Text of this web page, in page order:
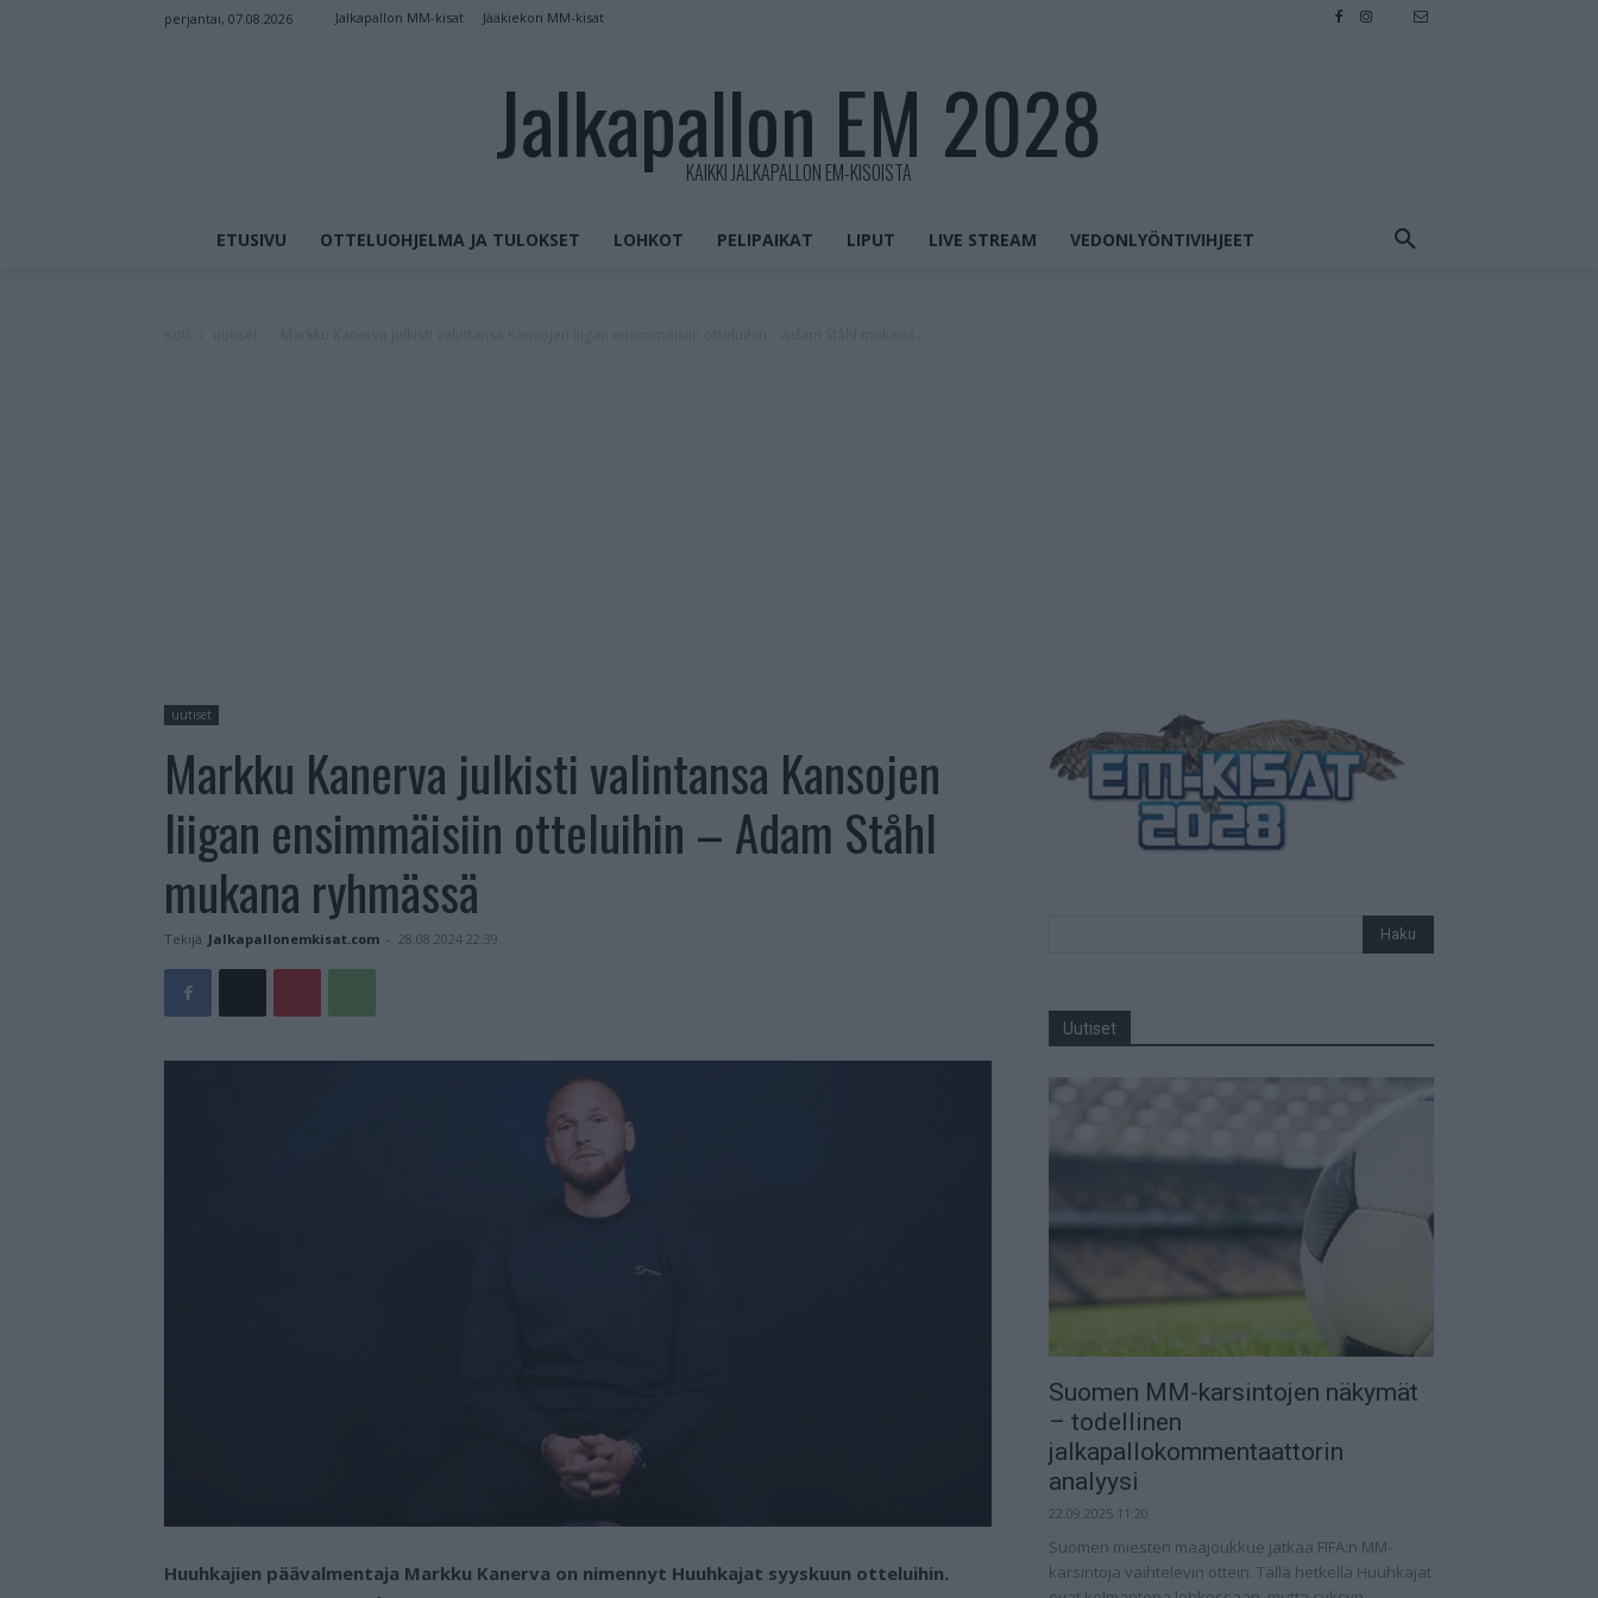
perjantai, 07.08.2026 Jalkapallon MM-kisat Jääkiekon MM-kisat
Jalkapallon EM 2028
KAIKKI JALKAPALLON EM-KISOISTA
ETUSIVU OTTELUOHJELMA JA TULOKSET LOHKOT PELIPAIKAT LIPUT LIVE STREAM VEDONLYÖNTIVIHJEET
uutiset
Markku Kanerva julkisti valintansa Kansojen
liigan ensimmäisiin otteluihin – Adam Ståhl
mukana ryhmässä
Tekijä Jalkapallonemkisat.com - 28.08.2024 22:39
Huuhkajien päävalmentaja Markku Kanerva on nimennyt Huuhkajat syyskuun otteluihin.
Uutiset
Suomen MM-karsintojen näkymät
– todellinen
jalkapallokommentaattorin
analyysi
22.09.2025 11:20
Suomen miesten maajoukkue jatkaa FIFA:n MM-
karsintoja vaihtelevin ottein. Tällä hetkellä Huuhkajat